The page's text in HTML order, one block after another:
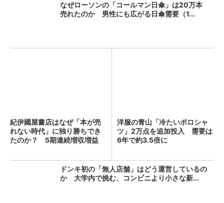
なぜローソンの「コールマン日傘」は20万本
売れたのか 男性にも広がる日傘需要（1...
紀伊國屋書店はなぜ「本が売
れない時代」に独り勝ちでき
たのか？ 5期連続増収増益
洋服の青山「冷たいポロシャ
ツ」2万点を追加投入 需要は
6年で約3.5倍に
ドンキ初の「無人店舗」はどう運営しているの
か 大学内で挑む、コンビニより小さな新...